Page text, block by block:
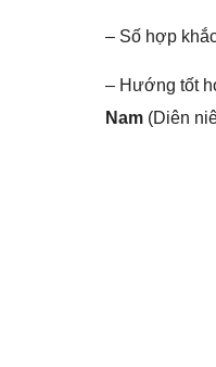
– Số hợp
– Hướng tốt
Nam (Diên